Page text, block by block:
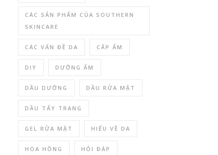
CÁC SẢN PHẨM CỦA SOUTHERN
SKINCARE
CÁC VẤN ĐỀ DA CẤP ẨM
DIY DƯỠNG ẨM
DẦU DƯỠNG DẦU RỬA MẶT
DẦU TẨY TRANG
GEL RỬA MẶT HIỂU VỀ DA
HOA HỒNG HỎI ĐÁP